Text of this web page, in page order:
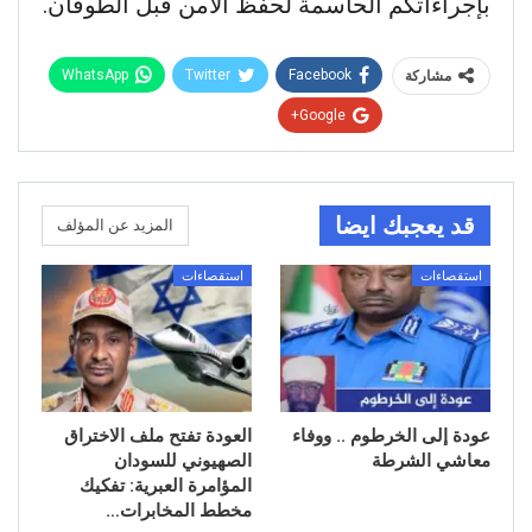
مشاركة Facebook
Twitter
WhatsApp
Google+
قد يعجبك ايضا المزيد عن المؤلف
استقصاءات
عودة إلى الخرطوم .. ووفاء
معاشي الشرطة
استقصاءات
العودة تفتح ملف الاختراق
الصهيوني للسودان
المؤامرة العبرية: تفكيك
مخطط المخابرات…